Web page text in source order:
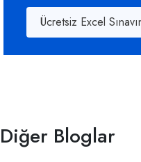
Ücretsiz Excel
Diğer Bloglar